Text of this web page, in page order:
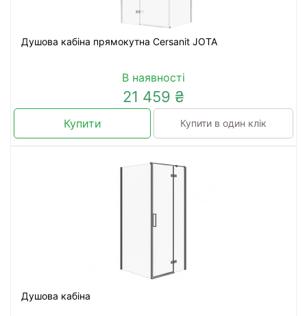
Душова кабіна прямокутна Cersanit JOTA
В наявності
21 459 ₴
Купити Купити в один клік
Душова кабіна